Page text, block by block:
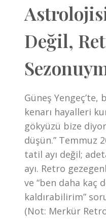
Değil,
Güneş Yengeç’te,
kenarı hayalleri
gökyüzü bize
düşün.” Temmuz
tatil ayı değil;
ayı. Retro
ve “ben daha kaç
kaldırabilirim”
(Not: Merkür